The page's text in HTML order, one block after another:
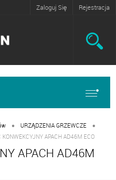
Zaloguj Się Rejestracja
• URZĄDZENIA GRZEWCZE •
KONWEKCYJNY APACH AD46M ECO
APACH AD46M